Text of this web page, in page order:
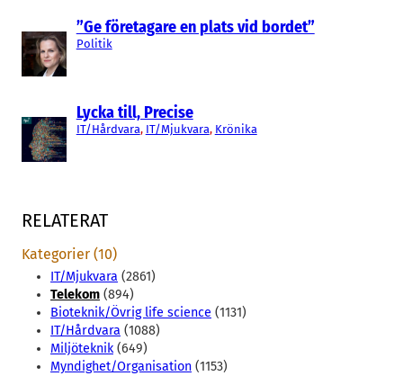
”Ge företagare en plats vid bordet”
Politik
Lycka till, Precise
IT/Hårdvara, IT/Mjukvara, Krönika
RELATERAT
Kategorier (10)
IT/Mjukvara (2861)
Telekom (894)
Bioteknik/Övrig life science (1131)
IT/Hårdvara (1088)
Miljöteknik(649)
Myndighet/Organisation (1153)